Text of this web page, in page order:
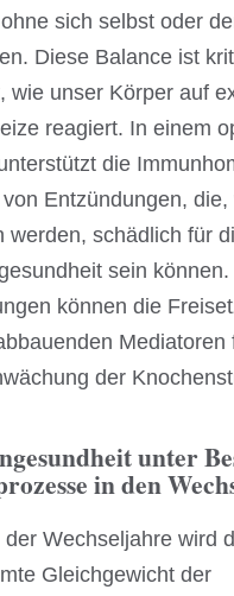
sich selbst oder
Diese Balance ist
wie unser Körper auf
reagiert. In einem
die
Entzündungen,
werden, schädlich für
sein
können die
Mediatoren
der
unter
in den
der Wechseljahre wird
Gleichgewicht der